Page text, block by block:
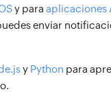
y para aplicaciones
enviar
y Python para